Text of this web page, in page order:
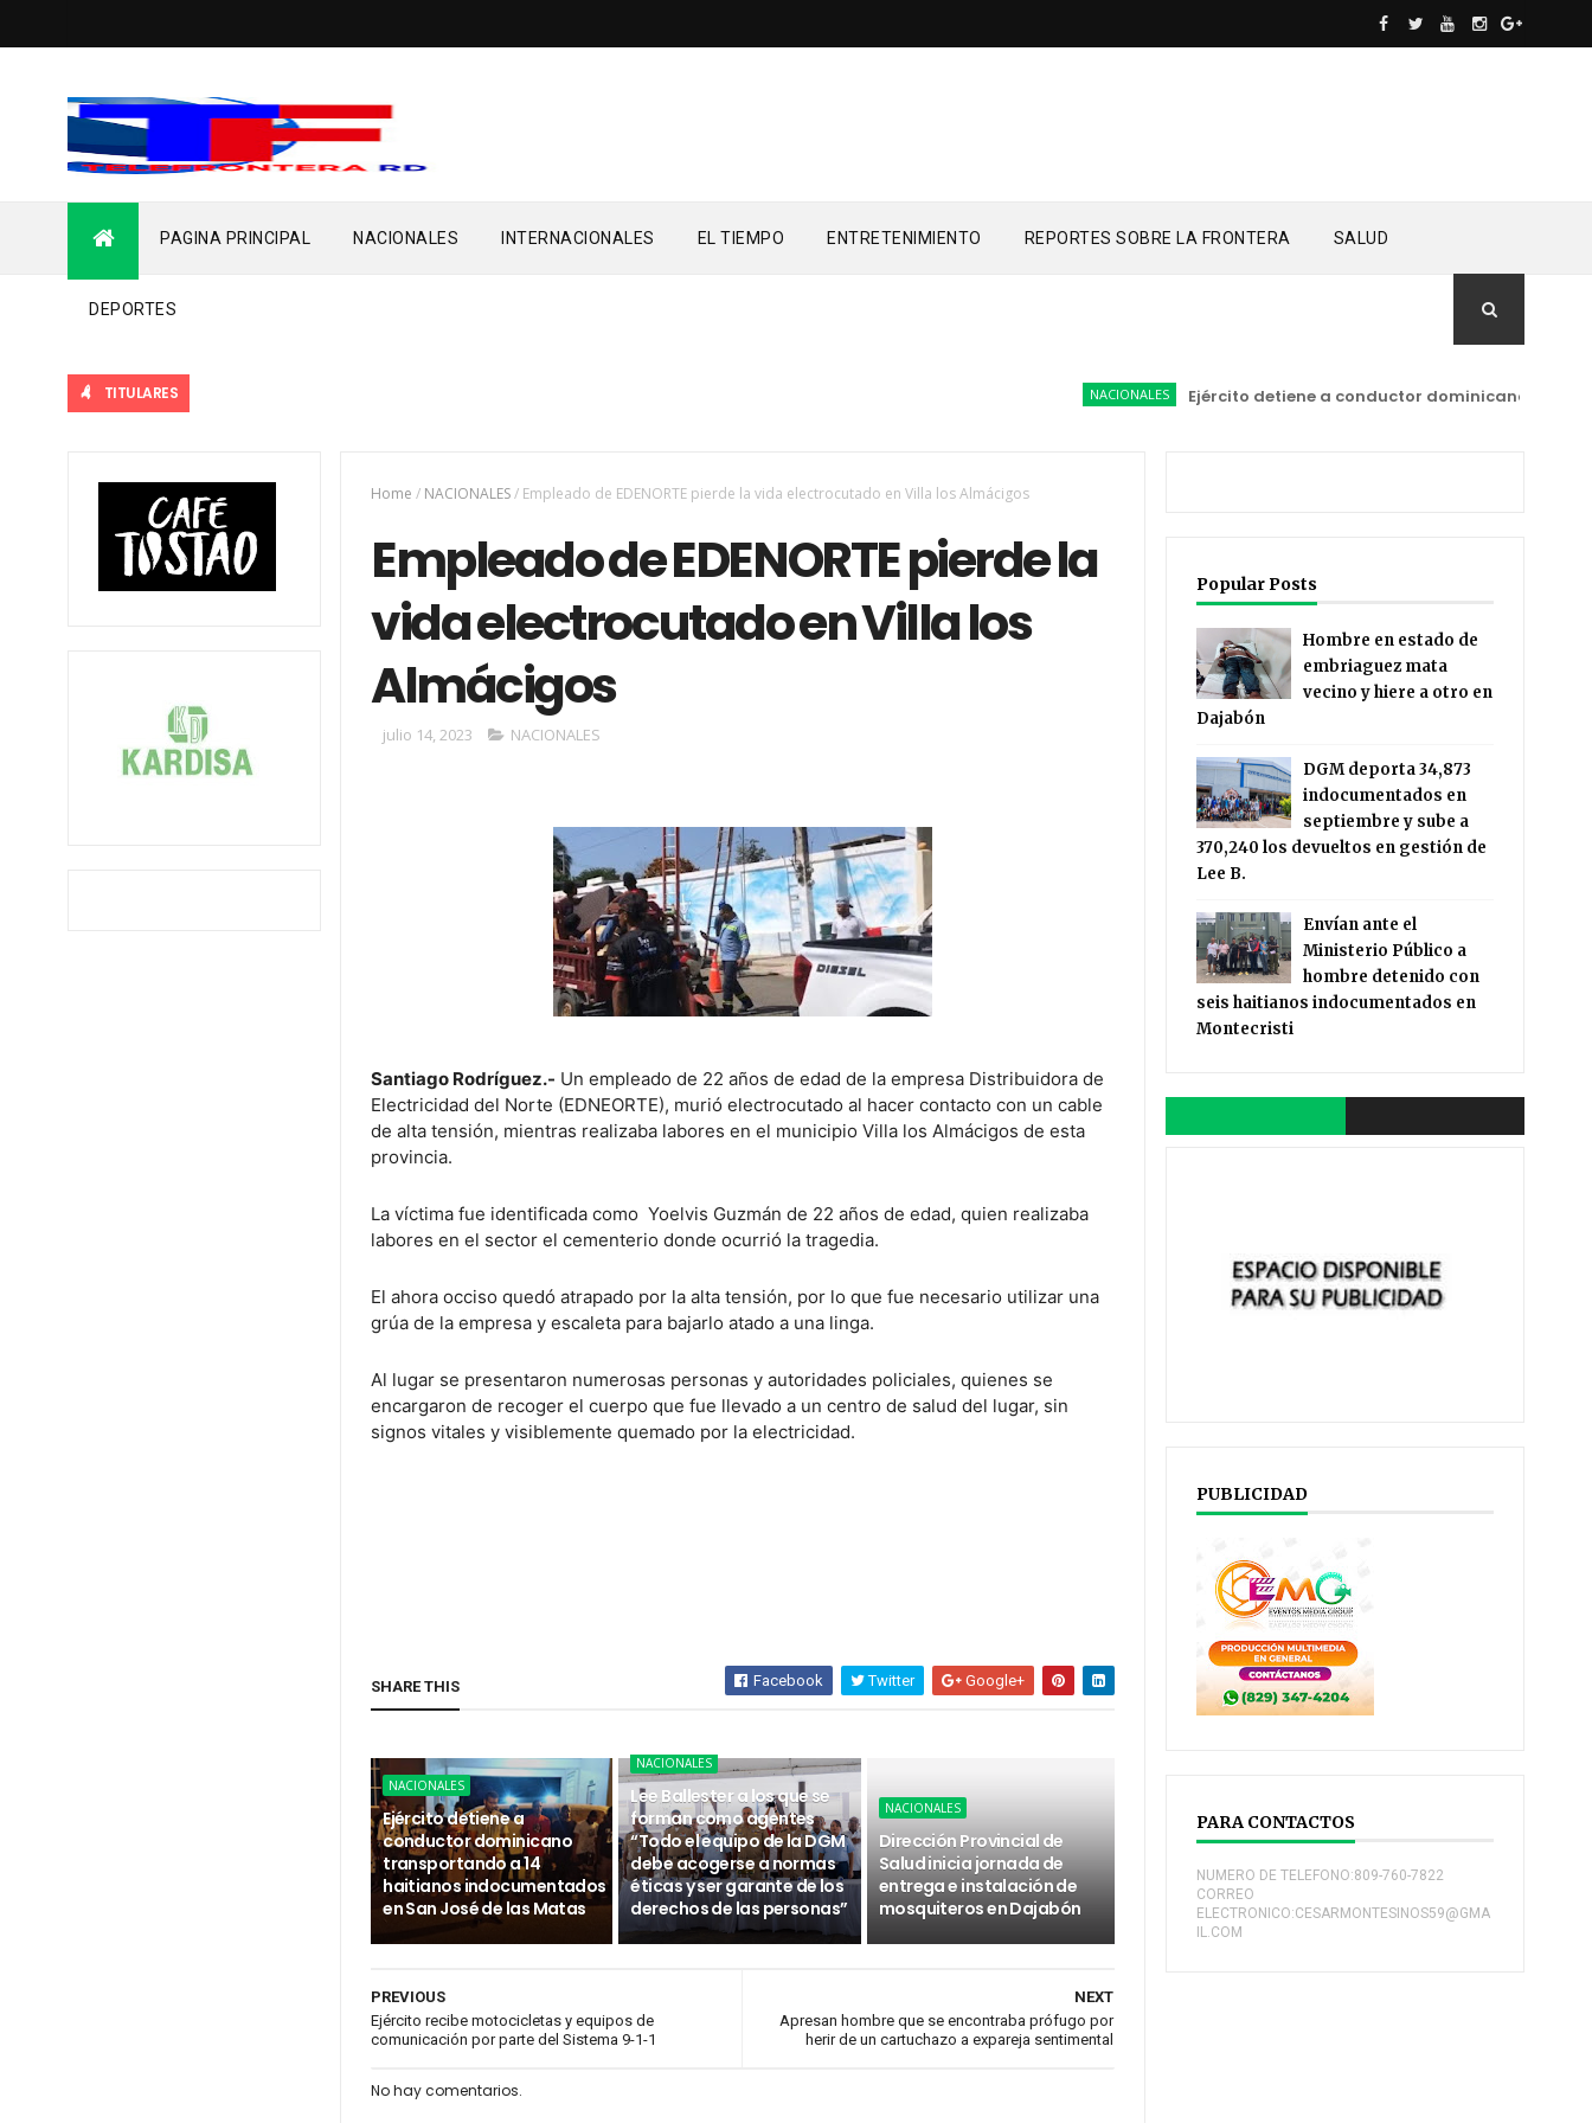
PAGINA PRINCIPAL NACIONALES INTERNACIONALES EL TIEMPO ENTRETENIMIENTO REPORTES SOBRE LA FRONTERA SALUD
DEPORTES
TITULARES NACIONALES Ejército detiene a conductor dominicano
Home / NACIONALES/ Empleado de EDENORTE pierde la vida electrocutado en Villa los Almácigos
Empleado de EDENORTE pierde la
vida electrocutado en Villa los
Almácigos
julio 14, 2023 NACIONALES
Santiago Rodríguez.- Un empleado de 22 años de edad de la empresa Distribuidora de
Electricidad del Norte (EDNEORTE), murió electrocutado al hacer contacto con un cable
de alta tensión, mientras realizaba labores en el municipio Villa los Almácigos de esta
provincia.
La víctima fue identificada como Yoelvis Guzmán de 22 años de edad, quien realizaba
labores en el sector el cementerio donde ocurrió la tragedia.
El ahora occiso quedó atrapado por la alta tensión, por lo que fue necesario utilizar una
grúa de la empresa y escaleta para bajarlo atado a una linga.
Al lugar se presentaron numerosas personas y autoridades policiales, quienes se
encargaron de recoger el cuerpo que fue llevado a un centro de salud del lugar, sin
signos vitales y visiblemente quemado por la electricidad.
SHARE THIS Facebook Twitter Google+
NACIONALES
Ejército detiene a
conductor dominicano
transportando a 14
haitianos indocumentados
en San José de las Matas
NACIONALES
Lee Ballester a los que se
forman como agentes
“Todo el equipo de la DGM
debe acogerse a normas
éticas y ser garante de los
derechos de las personas”
NACIONALES
Dirección Provincial de
Salud inicia jornada de
entrega e instalación de
mosquiteros en Dajabón
NEXT
Apresan hombre que se encontraba prófugo por
herir de un cartuchazo a expareja sentimental
PREVIOUS
Ejército recibe motocicletas y equipos de
comunicación por parte del Sistema 9-1-1
No hay comentarios.
Popular Posts
Hombre en estado de
embriaguez mata
vecino y hiere a otro en
Dajabón
DGM deporta 34,873
indocumentados en
septiembre y sube a
370,240 los devueltos en gestión de
Lee B.
Envían ante el
Ministerio Público a
hombre detenido con
seis haitianos indocumentados en
Montecristi
PUBLICIDAD
PARA CONTACTOS
NUMERO DE TELEFONO:809-760-7822
CORREO
ELECTRONICO:CESARMONTESINOS59@GMA
IL.COM